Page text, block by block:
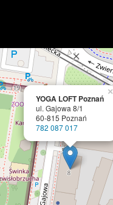
YOGA LOFT Poznań
ul. Gajowa 8/1
60-815 Poznań
782 087 017
×